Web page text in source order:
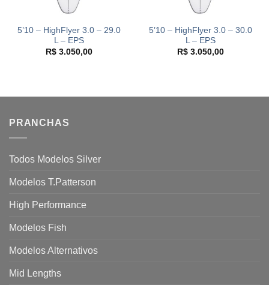
5’10 – HighFlyer 3.0 – 29.0
L – EPS
R$3.050,00
5’10 – HighFlyer 3.0 – 30.0
L – EPS
R$3.050,00
PRANCHAS
Todos Modelos Silver
Modelos T.Patterson
High Performance
Modelos Fish
Modelos Alternativos
Mid Lengths